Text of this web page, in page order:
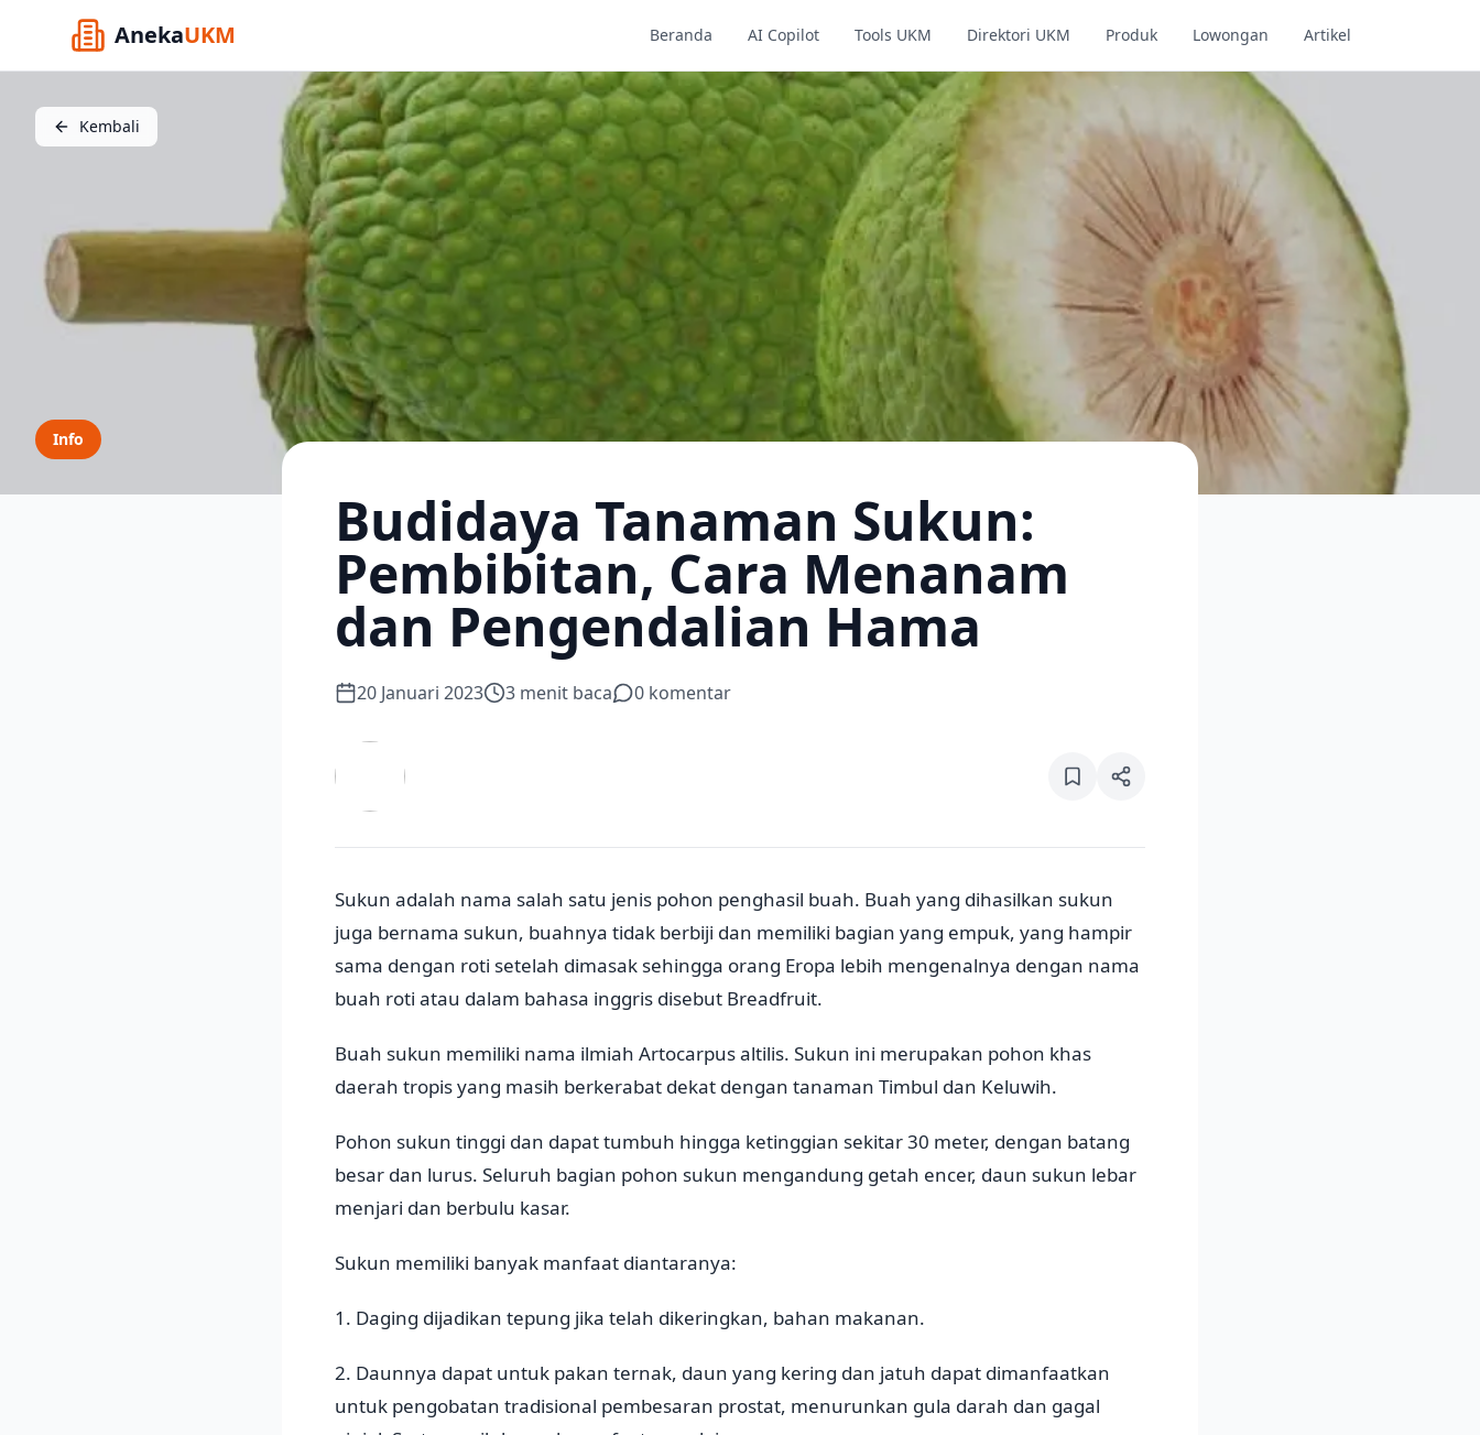
AnekaUKM Beranda AI Copilot Tools UKM Direktori UKM Produk Lowongan Artikel
Kembali
Info
Budidaya Tanaman Sukun:
Pembibitan, Cara Menanam
dan Pengendalian Hama
20 Januari 2023 3 menit baca 0 komentar
Sukun adalah nama salah satu jenis pohon penghasil buah. Buah yang dihasilkan sukun
juga bernama sukun, buahnya tidak berbiji dan memiliki bagian yang empuk, yang hampir
sama dengan roti setelah dimasak sehingga orang Eropa lebih mengenalnya dengan nama
buah roti atau dalam bahasa inggris disebut Breadfruit.
Buah sukun memiliki nama ilmiah Artocarpus altilis. Sukun ini merupakan pohon khas
daerah tropis yang masih berkerabat dekat dengan tanaman Timbul dan Keluwih.
Pohon sukun tinggi dan dapat tumbuh hingga ketinggian sekitar 30 meter, dengan batang
besar dan lurus. Seluruh bagian pohon sukun mengandung getah encer, daun sukun lebar
menjari dan berbulu kasar.
Sukun memiliki banyak manfaat diantaranya:
1. Daging dijadikan tepung jika telah dikeringkan, bahan makanan.
2. Daunnya dapat untuk pakan ternak, daun yang kering dan jatuh dapat dimanfaatkan
untuk pengobatan tradisional pembesaran prostat, menurunkan gula darah dan gagal